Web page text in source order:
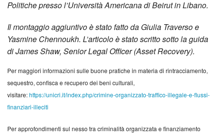
Politiche presso l’Università Americana di Beirut in Libano.
Il montaggio aggiuntivo è stato fatto da Giulia Traverso e
Yasmine Chennoukh. L’articolo è stato scritto sotto la guida
di James Shaw, Senior Legal Officer (Asset Recovery).
Per maggiori informazioni sulle buone pratiche in materia di rintracciamento,
sequestro, confisca e recupero dei beni culturali,
visitare:https://unicri.it/index.php/crimine-organizzato-traffico-illegale-e-flussi-
finanziari-illeciti
Per approfondimenti sul nesso tra criminalità organizzata e finanziamento